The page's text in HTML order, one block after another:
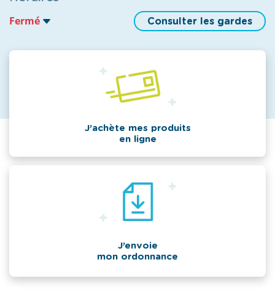
Fermé Consulter les gardes
J’achète mes produits
en ligne
J’envoie
mon ordonnance